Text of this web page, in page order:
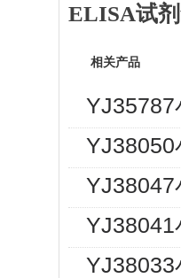
ELISA试
相关产品
YJ35787
YJ38050
YJ38047
YJ38041
YJ38033